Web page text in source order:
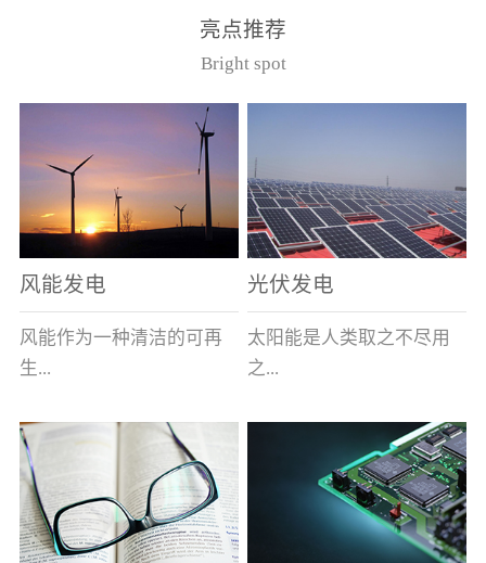
件。其主要安装于12kV的
美式箱变中，可与其它电
（2） 海拔不超过1000
米；（3） 相对湿度：日
平均不大于95％，月平均
不大于90％；（4）周围空
或可燃性气体、水蒸汽和
盐类过度污染；（5） 当
围变压器油的温度上限不
超过105℃。型号说明
（注：在额定电流后加/S
表示带熔断指示及信号输
出功能,在S后加/H数字表
40.5kV系统作为电压互感
器的过载及短路保护用。
和IEC282-1）型号基本参
数
亮点推荐
Bright spot
风能发电
风能作为一种清洁的可再
生...
能源，越来越受到世界各
国的重视。其蕴量巨大，
全球的风能约为
2.74×109MW，其中可...
光伏发电
太阳能是人类取之不尽用
之...
不竭的可再生能源，具有
充分的清洁性、绝对的安
全性、相对的广泛性、确
实的长寿命和免维护性、